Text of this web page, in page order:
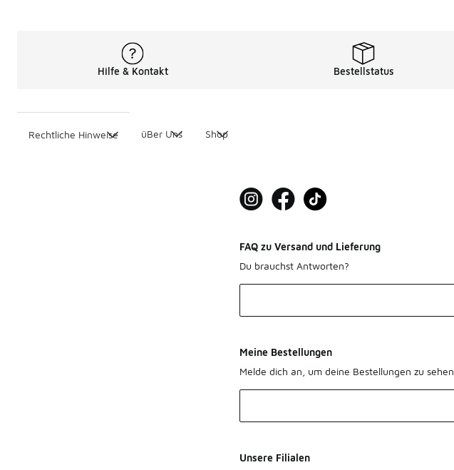
Hilfe & Kontakt Bestellstatus
Rechtliche Hinweise üBer Uns Shop
FAQ zu Versand und Lieferung
Du brauchst Antworten?
Meine Bestellungen
Melde dich an, um deine Bestellungen zu sehen.
Unsere Filialen